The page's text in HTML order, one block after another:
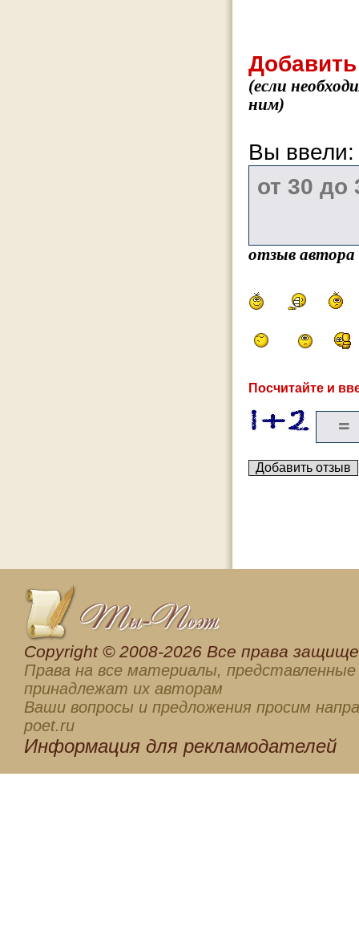
(если
ним)
Вы
отзыв
Посчитайте и
Сopyright © 2008-2026 Все права
Права на все материалы, представленные
принадлежат их авторам
Ваши вопросы и предложения просим
poet.ru
Информация для рекламодателей